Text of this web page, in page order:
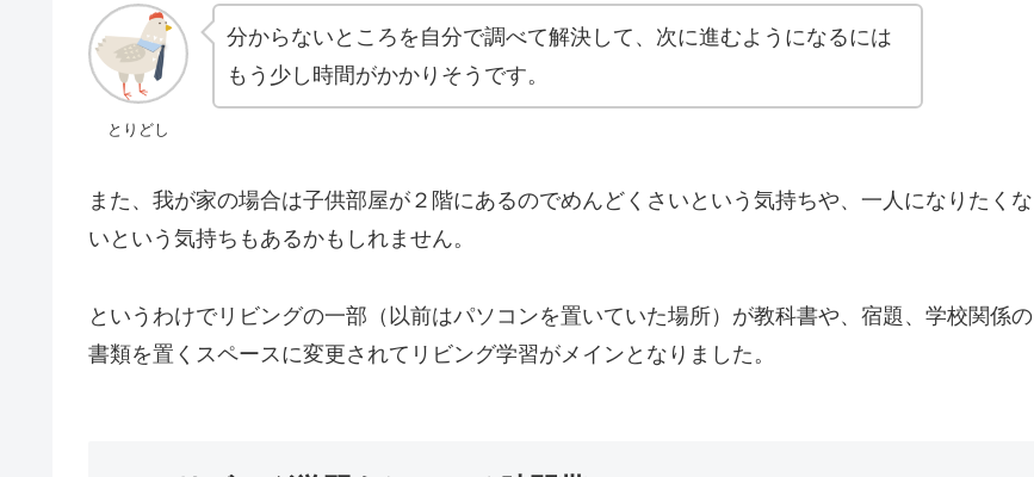
とりどし
分からないところを自分で調べて解決して、次に進むようになるには
もう少し時間がかかりそうです。
また、我が家の場合は子供部屋が２階にあるのでめんどくさいという気持ちや、一人になりたくな
いという気持ちもあるかもしれません。
というわけでリビングの一部（以前はパソコンを置いていた場所）が教科書や、宿題、学校関係の
書類を置くスペースに変更されてリビング学習がメインとなりました。